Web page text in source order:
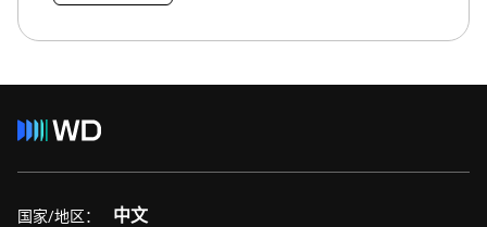
国家/地区： 中文